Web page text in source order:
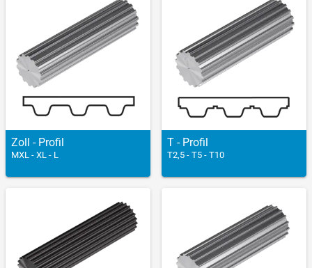
Zoll - Profil
MXL - XL - L
T - Profil
T2,5 - T5 - T10